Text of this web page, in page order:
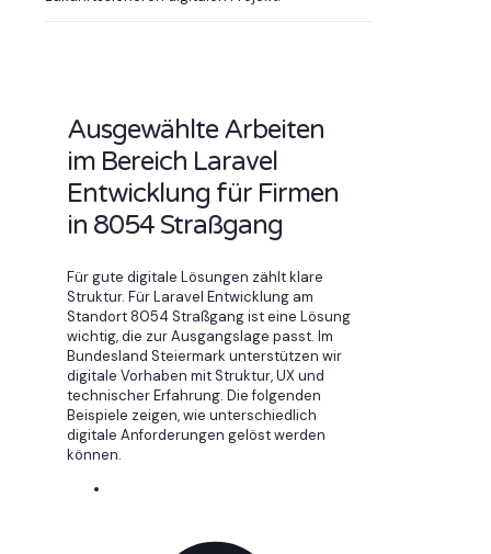
Ausgewählte Arbeiten
im Bereich Laravel
Entwicklung für Firmen
in 8054 Straßgang
Für gute digitale Lösungen zählt klare
Struktur. Für Laravel Entwicklung am
Standort 8054 Straßgang ist eine Lösung
wichtig, die zur Ausgangslage passt. Im
Bundesland Steiermark unterstützen wir
digitale Vorhaben mit Struktur, UX und
technischer Erfahrung. Die folgenden
Beispiele zeigen, wie unterschiedlich
digitale Anforderungen gelöst werden
können.